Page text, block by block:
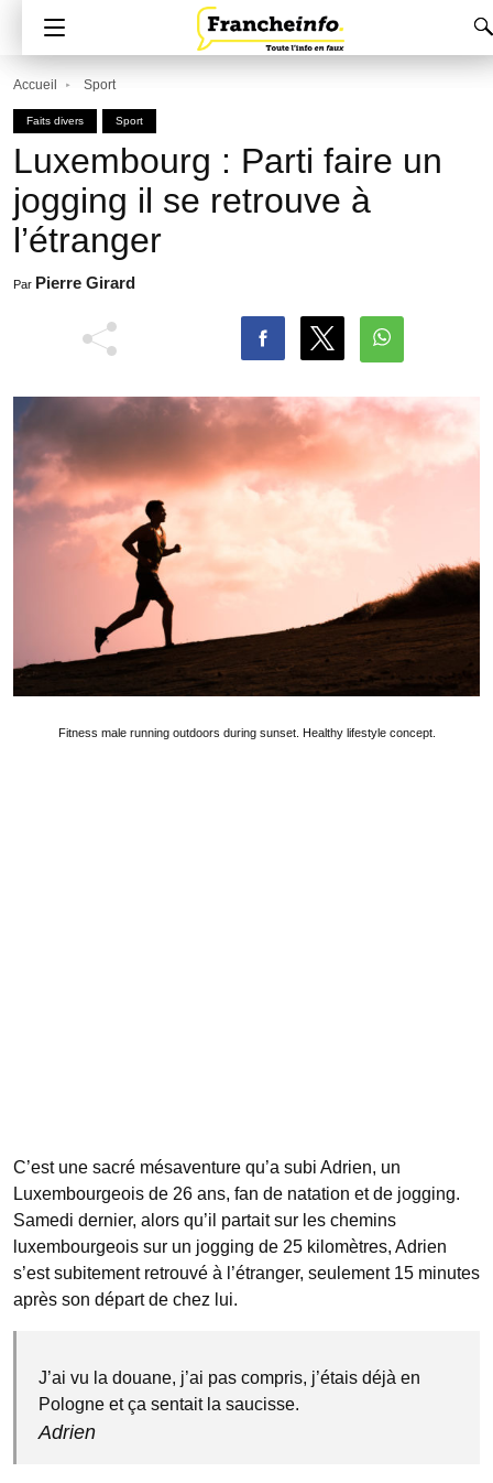
Accueil Sport
Faits divers Sport
Luxembourg : Parti faire un
jogging il se retrouve à
l’étranger
Par Pierre Girard
Fitness male running outdoors during sunset. Healthy lifestyle concept.
C’est une sacré mésaventure qu’a subi Adrien, un
Luxembourgeois de 26 ans, fan de natation et de jogging.
Samedi dernier, alors qu’il partait sur les chemins
luxembourgeois sur un jogging de 25 kilomètres, Adrien
s’est subitement retrouvé à l’étranger, seulement 15 minutes
après son départ de chez lui.
J’ai vu la douane, j’ai pas compris, j’étais déjà en
Pologne et ça sentait la saucisse.
Adrien